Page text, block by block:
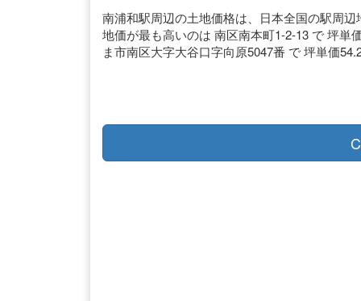
南浦和駅周辺の土地価格は、日本全国の駅周
地価が最も高いのは 南区南本町1-2-13 で 坪単
ま市南区大字大谷口字向原5047番 で 坪単価